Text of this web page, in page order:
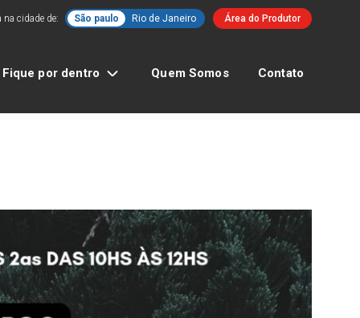
na cidade de: São paulo Rio de Janeiro Área do Produtor
Fique por dentro Quem Somos Contato